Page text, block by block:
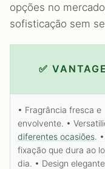
opções no
sofisticação sem
✅
• Fragrância fresca e
envolvente. •
diferentes ocasiões.
fixação que dura ao
dia. • Design